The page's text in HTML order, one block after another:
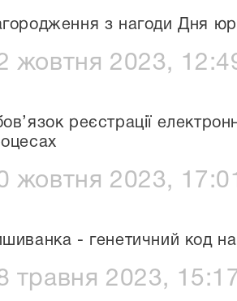
з нагоди Дня
жовтня 2023,
реєстрації
жовтня 2023,
- генетичний код
травня 2023,